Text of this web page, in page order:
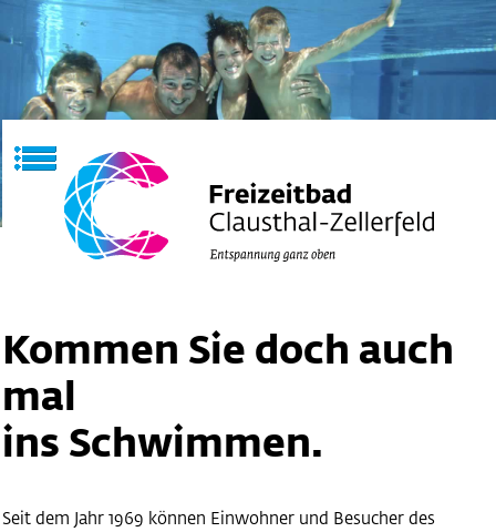
Kommen Sie doch auch
mal
ins Schwimmen.
Seit dem Jahr 1969 können Einwohner und Besucher des